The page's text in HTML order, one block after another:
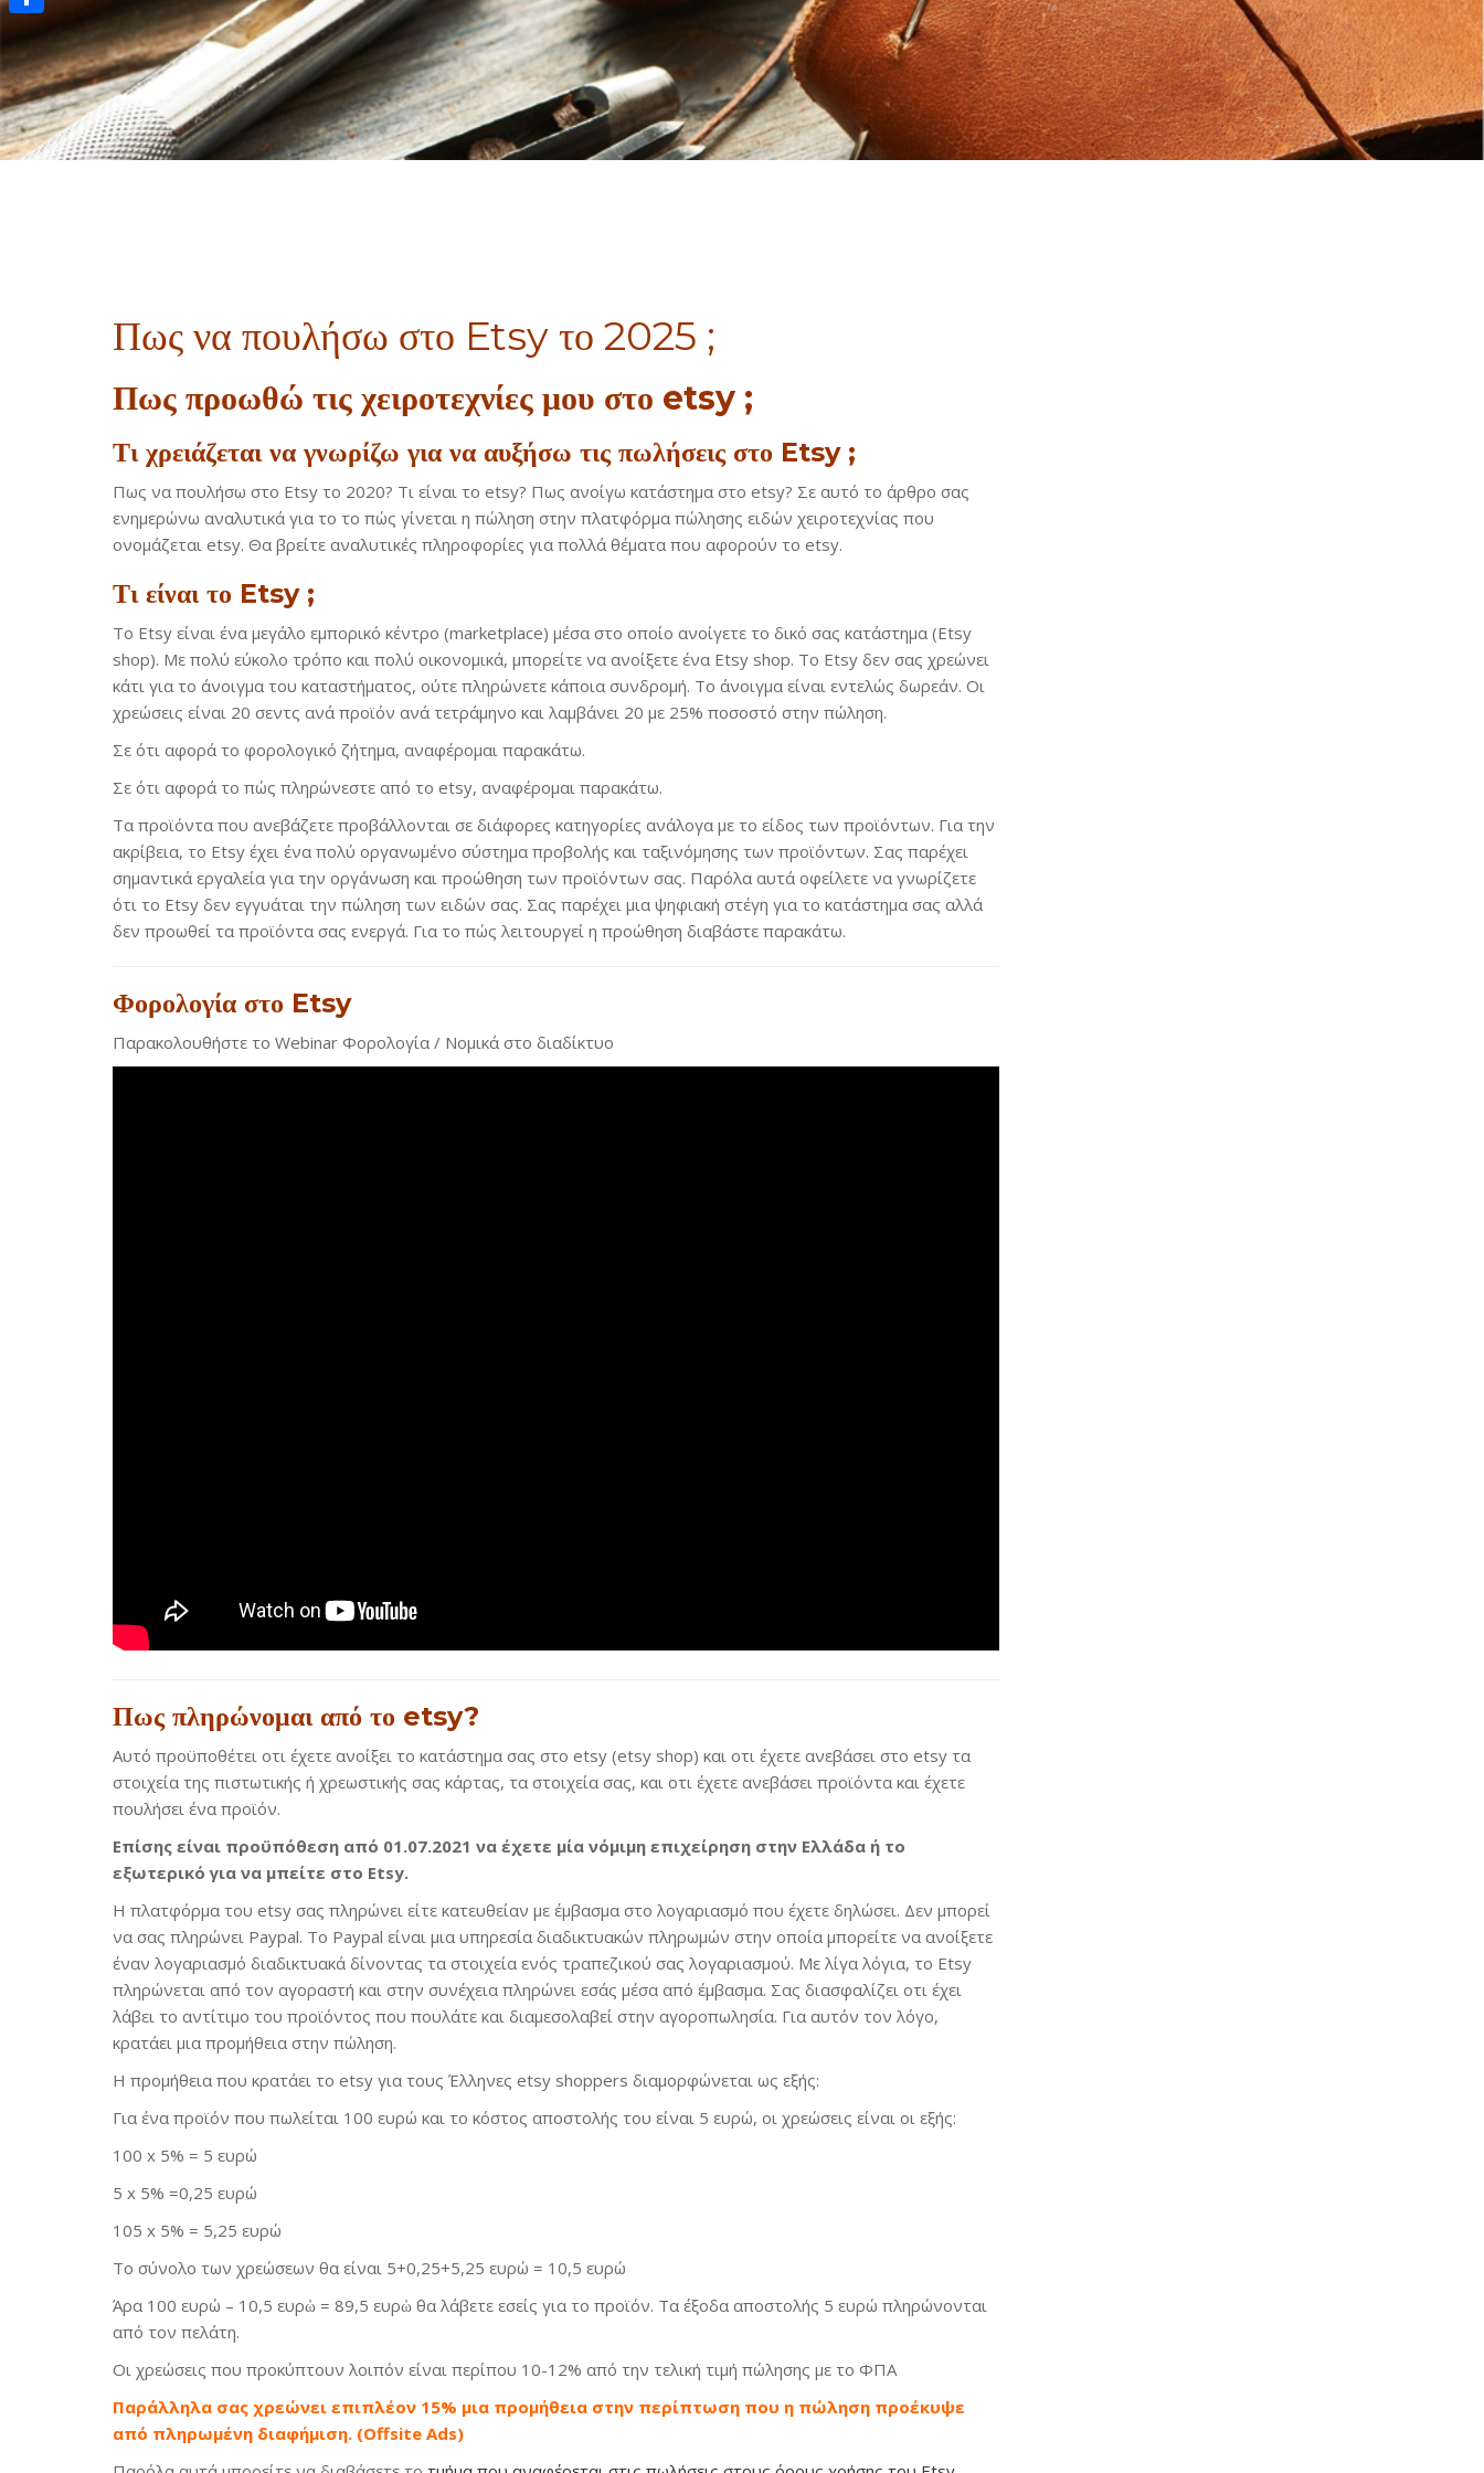
Πως να πουλήσω στο Etsy το 2025 ;
Πως προωθώ τις χειροτεχνίες μου στο etsy ;
Τι χρειάζεται να γνωρίζω για να αυξήσω τις πωλήσεις στο Etsy ;
Πως να πουλήσω στο Etsy το 2020? Τι είναι το etsy? Πως ανοίγω κατάστημα στο etsy? Σε αυτό το άρθρο σας
ενημερώνω αναλυτικά για το το πώς γίνεται η πώληση στην πλατφόρμα πώλησης ειδών χειροτεχνίας που
ονομάζεται etsy. Θα βρείτε αναλυτικές πληροφορίες για πολλά θέματα που αφορούν το etsy.
Τι είναι το Etsy ;
Το Εtsy είναι ένα μεγάλο εμπορικό κέντρο (marketplace) μέσα στο οποίο ανοίγετε το δικό σας κατάστημα (Etsy
shop). Με πολύ εύκολο τρόπο και πολύ οικονομικά, μπορείτε να ανοίξετε ένα Εtsy shop. Το Εtsy δεν σας χρεώνει
κάτι για το άνοιγμα του καταστήματος, ούτε πληρώνετε κάποια συνδρομή. Το άνοιγμα είναι εντελώς δωρεάν. Οι
χρεώσεις είναι 20 σεντς ανά προϊόν ανά τετράμηνο και λαμβάνει 20 με 25% ποσοστό στην πώληση.
Σε ότι αφορά το φορολογικό ζήτημα, αναφέρομαι παρακάτω.
Σε ότι αφορά το πώς πληρώνεστε από το etsy, αναφέρομαι παρακάτω.
Τα προϊόντα που ανεβάζετε προβάλλονται σε διάφορες κατηγορίες ανάλογα με το είδος των προϊόντων. Για την
ακρίβεια, το Etsy έχει ένα πολύ οργανωμένο σύστημα προβολής και ταξινόμησης των προϊόντων. Σας παρέχει
σημαντικά εργαλεία για την οργάνωση και προώθηση των προϊόντων σας. Παρόλα αυτά οφείλετε να γνωρίζετε
ότι το Etsy δεν εγγυάται την πώληση των ειδών σας. Σας παρέχει μια ψηφιακή στέγη για το κατάστημα σας αλλά
δεν προωθεί τα προϊόντα σας ενεργά. Για το πώς λειτουργεί η προώθηση διαβάστε παρακάτω.
Φορολογία στο Etsy
Παρακολουθήστε το Webinar Φορολογία / Νομικά στο διαδίκτυο
Πως πληρώνομαι από το etsy?
Αυτό προϋποθέτει οτι έχετε ανοίξει το κατάστημα σας στο etsy (etsy shop) και οτι έχετε ανεβάσει στο etsy τα
στοιχεία της πιστωτικής ή χρεωστικής σας κάρτας, τα στοιχεία σας, και οτι έχετε ανεβάσει προϊόντα και έχετε
πουλήσει ένα προϊόν.
Επίσης είναι προϋπόθεση από 01.07.2021 να έχετε μία νόμιμη επιχείρηση στην Ελλάδα ή το
εξωτερικό για να μπείτε στο Etsy.
Η πλατφόρμα του etsy σας πληρώνει είτε κατευθείαν με έμβασμα στο λογαριασμό που έχετε δηλώσει. Δεν μπορεί
να σας πληρώνει Paypal. Το Paypal είναι μια υπηρεσία διαδικτυακών πληρωμών στην οποία μπορείτε να ανοίξετε
έναν λογαριασμό διαδικτυακά δίνοντας τα στοιχεία ενός τραπεζικού σας λογαριασμού. Με λίγα λόγια, το Etsy
πληρώνεται από τον αγοραστή και στην συνέχεια πληρώνει εσάς μέσα από έμβασμα. Σας διασφαλίζει οτι έχει
λάβει το αντίτιμο του προϊόντος που πουλάτε και διαμεσολαβεί στην αγοροπωλησία. Για αυτόν τον λόγο,
κρατάει μια προμήθεια στην πώληση.
Η προμήθεια που κρατάει το etsy για τους Έλληνες etsy shoppers διαμορφώνεται ως εξής:
Για ένα προϊόν που πωλείται 100 ευρώ και το κόστος αποστολής του είναι 5 ευρώ, οι χρεώσεις είναι οι εξής:
100 x 5% = 5 ευρώ
5 x 5% =0,25 ευρώ
105 x 5% = 5,25 ευρώ
Το σύνολο των χρεώσεων θα είναι 5+0,25+5,25 ευρώ = 10,5 ευρώ
Άρα 100 ευρώ – 10,5 ευρὠ = 89,5 ευρὠ θα λάβετε εσείς για το προϊόν. Τα έξοδα αποστολής 5 ευρώ πληρώνονται
από τον πελάτη.
Οι χρεώσεις που προκύπτουν λοιπόν είναι περίπου 10-12% από την τελική τιμή πώλησης με το ΦΠΑ
Παράλληλα σας χρεώνει επιπλέον 15% μια προμήθεια στην περίπτωση που η πώληση προέκυψε
από πληρωμένη διαφήμιση. (Offsite Ads)
Μοιραστείτε